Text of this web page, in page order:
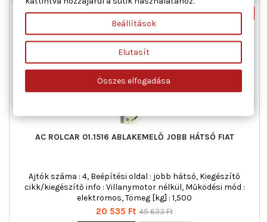
-55%
AC ROLCAR 01.1516 ABLAKEMELŐ JOBB HÁTSÓ FIAT
Ajtók száma : 4, Beépítési oldal : jobb hátsó, Kiegészítő
cikk/kiegészítő info : Villanymotor nélkül, Működési mód :
elektromos, Tömeg [kg] : 1,500
Ár
20 535 Ft Normál
45 633 Ft
Beállítások
Elutasít
Összes elfogadása